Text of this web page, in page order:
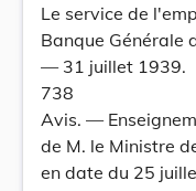
Le service de
Banque Générale
— 31 juillet 1939.
738
Avis. —
de M. le Ministre
en date du 25